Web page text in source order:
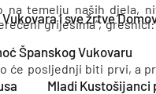
i sve žrtve
Španskog Vukovaru
Mladi Kustošijanci
na temelju naših djela,
grijesima“,
će posljednji biti prvi, a